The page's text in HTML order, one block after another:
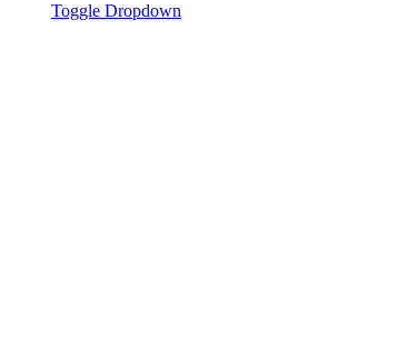
Toggle Dropdown